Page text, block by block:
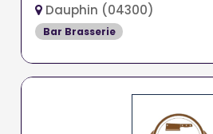
Dauphin (04300)
Bar Brasserie